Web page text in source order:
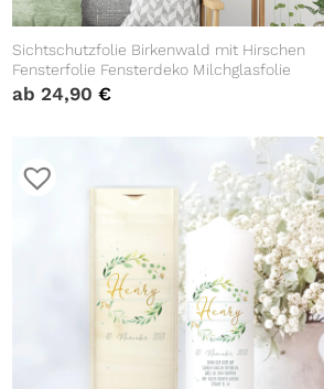
Sichtschutzfolie Birkenwald mit Hirschen
Fensterfolie Fensterdeko Milchglasfolie
ab 24,90 €